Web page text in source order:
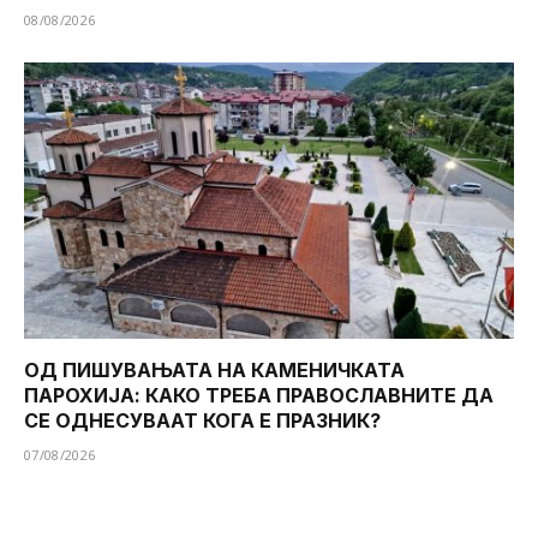
08/08/2026
ОД ПИШУВАЊАТА НА КАМЕНИЧКАТА
ПАРОХИЈА: КАКО ТРЕБА ПРАВОСЛАВНИТЕ ДА
СЕ ОДНЕСУВААТ КОГА Е ПРАЗНИК?
07/08/2026